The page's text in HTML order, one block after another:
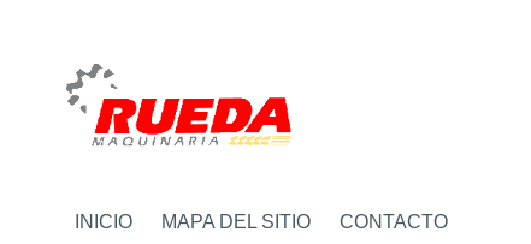
INICIO MAPA DEL SITIO CONTACTO